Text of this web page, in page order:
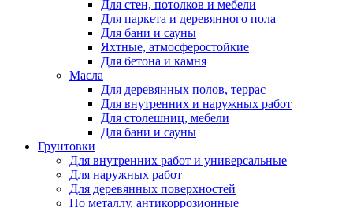
Для стен, потолков и мебели
Для паркета и деревянного пола
Для бани и сауны
Яхтные, атмосферостойкие
Для бетона и камня
Масла
Для деревянных полов, террас
Для внутренних и наружных работ
Для столешниц, мебели
Для бани и сауны
Грунтовки
Для внутренних работ и универсальные
Для наружных работ
Для деревянных поверхностей
По металлу, антикоррозионные